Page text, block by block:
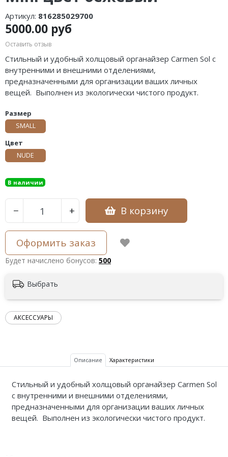
Артикул: 816285029700
5000.00 руб
Оставить отзыв
Стильный и удобный холщовый органайзер Carmen Sol с
внутренними и внешними отделениями,
предназначенными для организации ваших личных
вещей. Выполнен из экологически чистого продукт.
Размер
SMALL
Цвет
NUDE
В наличии
− + В корзину
Оформить заказ
Будет начислено бонусов: 500
Выбрать
АКСЕССУАРЫ
Описание Характеристики
Стильный и удобный холщовый органайзер Carmen Sol
с внутренними и внешними отделениями,
предназначенными для организации ваших личных
вещей. Выполнен из экологически чистого продукт.